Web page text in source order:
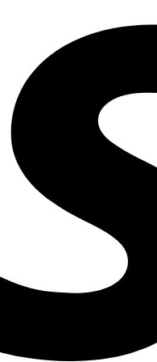
de recambios para